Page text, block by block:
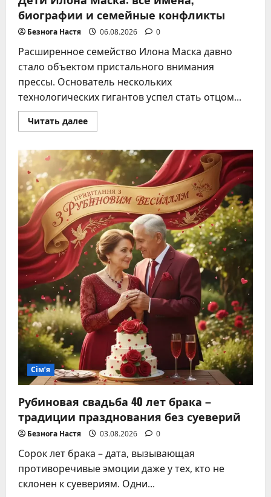
биографии и семейные конфликты
Безнога Настя 06.08.2026 0
Расширенное семейство Илона Маска давно
стало объектом пристального внимания
прессы. Основатель нескольких
технологических гигантов успел стать отцом...
Читать далееПрочитать
больше
Илона
Маска:
все
имена,
биографии
и
семейные
конфликты
Сім’я
Рубиновая свадьба 40 лет брака –
традиции празднования без суеверий
Безнога Настя 03.08.2026 0
Сорок лет брака – дата, вызывающая
противоречивые эмоции даже у тех, кто не
склонен к суевериям. Одни...